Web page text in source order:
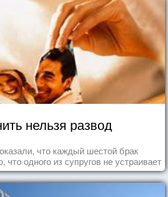
нельзя развод
что каждый шестой брак
что одного из супругов не устраивает
выпала ему в семье.